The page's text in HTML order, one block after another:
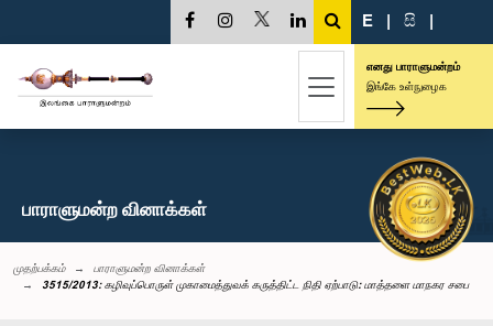
E | සි |
எனது பாராளுமன்றம்
இங்கே உள்நுழைக
பாராளுமன்ற வினாக்கள்
முதற்பக்கம்
பாராளுமன்ற வினாக்கள்
3515/2013: கழிவுப்பொருள் முகாமைத்துவக் கருத்திட்ட நிதி ஏற்பாடு: மாத்தளை மாநகர சபை